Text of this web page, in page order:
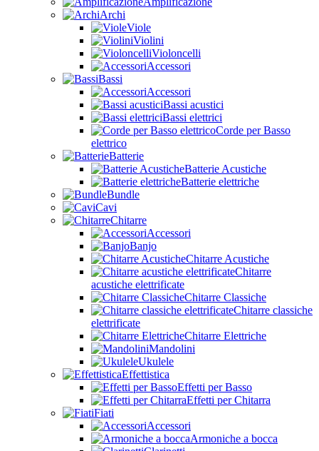
Archi
Viole
Violini
Violoncelli
Accessori
Bassi
Accessori
Bassi acustici
Bassi elettrici
Corde per Basso
elettrico
Batterie
Batterie Acustiche
Batterie elettriche
Bundle
Cavi
Chitarre
Accessori
Banjo
Chitarre Acustiche
Chitarre
acustiche elettrificate
Chitarre Classiche
Chitarre classiche
elettrificate
Chitarre Elettriche
Mandolini
Ukulele
Effettistica
Effetti per Basso
Effetti per Chitarra
Fiati
Accessori
Armoniche a bocca